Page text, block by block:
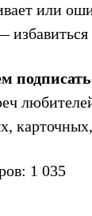
или
1 035